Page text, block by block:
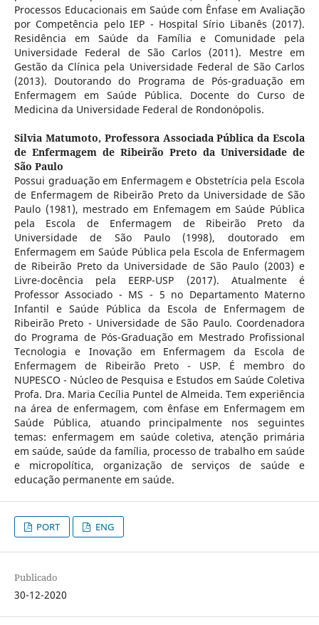
Processos Educacionais em Saúde com Ênfase em Avaliação
por Competência pelo IEP - Hospital Sírio Libanês (2017).
Residência em Saúde da Família e Comunidade pela
Universidade Federal de São Carlos (2011). Mestre em
Gestão da Clínica pela Universidade Federal de São Carlos
(2013). Doutorando do Programa de Pós-graduação em
Enfermagem em Saúde Pública. Docente do Curso de
Medicina da Universidade Federal de Rondonópolis.
Silvia Matumoto, Professora Associada Pública da Escola
de Enfermagem de Ribeirão Preto da Universidade de
São Paulo
Possui graduação em Enfermagem e Obstetrícia pela Escola
de Enfermagem de Ribeirão Preto da Universidade de São
Paulo (1981), mestrado em Enfemagem em Saúde Pública
pela Escola de Enfermagem de Ribeirão Preto da
Universidade de São Paulo (1998), doutorado em
Enfermagem em Saúde Pública pela Escola de Enfermagem
de Ribeirão Preto da Universidade de São Paulo (2003) e
Livre-docência pela EERP-USP (2017). Atualmente é
Professor Associado - MS - 5 no Departamento Materno
Infantil e Saúde Pública da Escola de Enfermagem de
Ribeirão Preto - Universidade de São Paulo. Coordenadora
do Programa de Pós-Graduação em Mestrado Profissional
Tecnologia e Inovação em Enfermagem da Escola de
Enfermagem de Ribeirão Preto - USP. É membro do
NUPESCO - Núcleo de Pesquisa e Estudos em Saúde Coletiva
Profa. Dra. Maria Cecília Puntel de Almeida. Tem experiência
na área de enfermagem, com ênfase em Enfermagem em
Saúde Pública, atuando principalmente nos seguintes
temas: enfermagem em saúde coletiva, atenção primária
em saúde, saúde da família, processo de trabalho em saúde
e micropolítica, organização de serviços de saúde e
educação permanente em saúde.
PORT ENG
Publicado
30-12-2020